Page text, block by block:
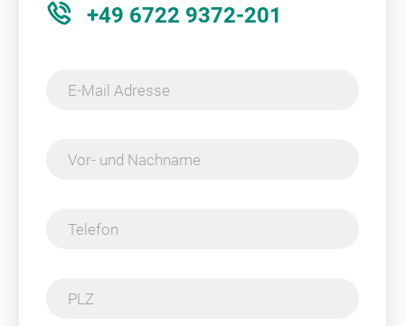
+49 6722 9372-201
E-Mail Adresse
Vor- und Nachname
Telefon
PLZ